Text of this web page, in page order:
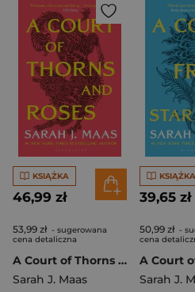
KSIĄŻKA
46,99 zł
53,99 zł - sugerowana
cena detaliczna
A Court of Thorns and Roses wer. angielska
Sarah J. Maas
KSIĄŻKA
39,65 zł
50,99 zł -
cena
Sarah J.